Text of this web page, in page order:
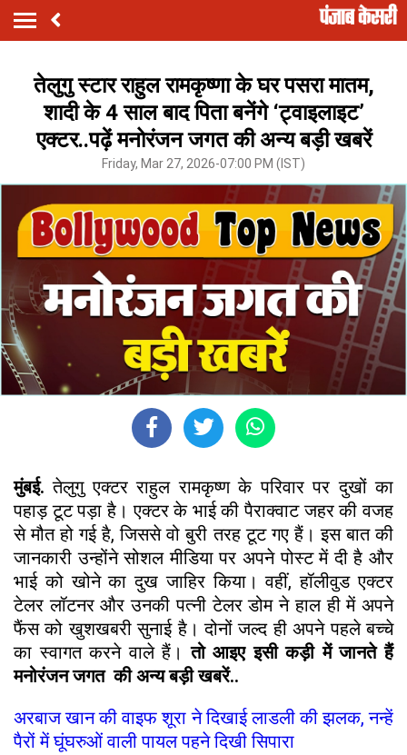
तेलुगु स्टार राहुल रामकृष्णा के घर पसरा मातम,
शादी के 4 साल बाद पिता बनेंगे ‘ट्वाइलाइट’
एक्टर..पढ़ें मनोरंजन जगत की अन्य बड़ी खबरें
Friday, Mar 27, 2026-07:00 PM (IST)
मुंबई. तेलुगु एक्टर राहुल रामकृष्ण के परिवार पर दुखों का
पहाड़ टूट पड़ा है। एक्टर के भाई की पैराक्वाट जहर की वजह
से मौत हो गई है, जिससे वो बुरी तरह टूट गए हैं। इस बात की
जानकारी उन्होंने सोशल मीडिया पर अपने पोस्ट में दी है और
भाई को खोने का दुख जाहिर किया। वहीं, हॉलीवुड एक्टर
टेलर लॉटनर और उनकी पत्नी टेलर डोम ने हाल ही में अपने
फैंस को खुशखबरी सुनाई है। दोनों जल्द ही अपने पहले बच्चे
का स्वागत करने वाले हैं।तो आइए इसी कड़ी में जानते हैं
मनोरंजन जगत की अन्य बड़ी खबरें..
अरबाज खान की वाइफ शूरा ने दिखाई लाडली की झलक, नन्हें
पैरों में घूंघरुओं वाली पायल पहने दिखी सिपारा